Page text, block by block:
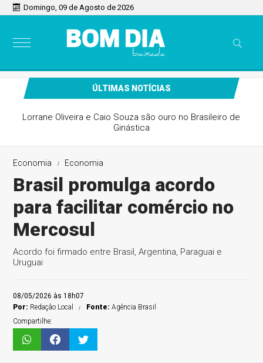
Domingo, 09 de Agosto de 2026
ÚLTIMAS NOTÍCIAS
Lorrane Oliveira e Caio Souza são ouro no Brasileiro de
Ginástica
Economia Economia
Brasil promulga acordo
para facilitar comércio no
Mercosul
Acordo foi firmado entre Brasil, Argentina, Paraguai e
Uruguai
08/05/2026 às 18h07
Por: Redaçâo Local Fonte:Agência Brasil
Compartilhe: